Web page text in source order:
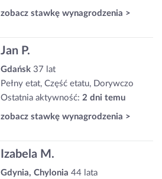
zobacz stawkę wynagrodzenia >
Jan P.
Gdańsk 37 lat
Pełny etat, Część etatu, Dorywczo
Ostatnia aktywność: 2 dni temu
zobacz stawkę wynagrodzenia >
Izabela M.
Gdynia, Chylonia 44 lata